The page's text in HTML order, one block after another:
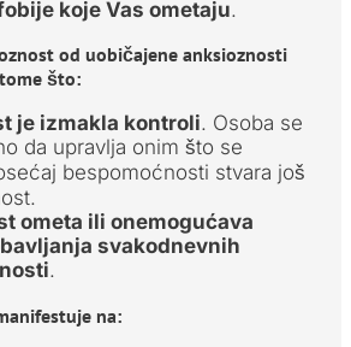
koje Vas ometaju.
od uobičajene anksioznosti
što:
je izmakla kontroli. Osoba se
da upravlja onim što se
bespomoćnosti stvara još
ometa ili onemogućava
svakodnevnih
.
na: